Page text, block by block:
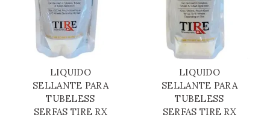
LIQUIDO
SELLANTE PARA
TUBELESS
SERFAS TIRE RX
LIQUIDO
SELLANTE PARA
TUBELESS
SERFAS TIRE RX